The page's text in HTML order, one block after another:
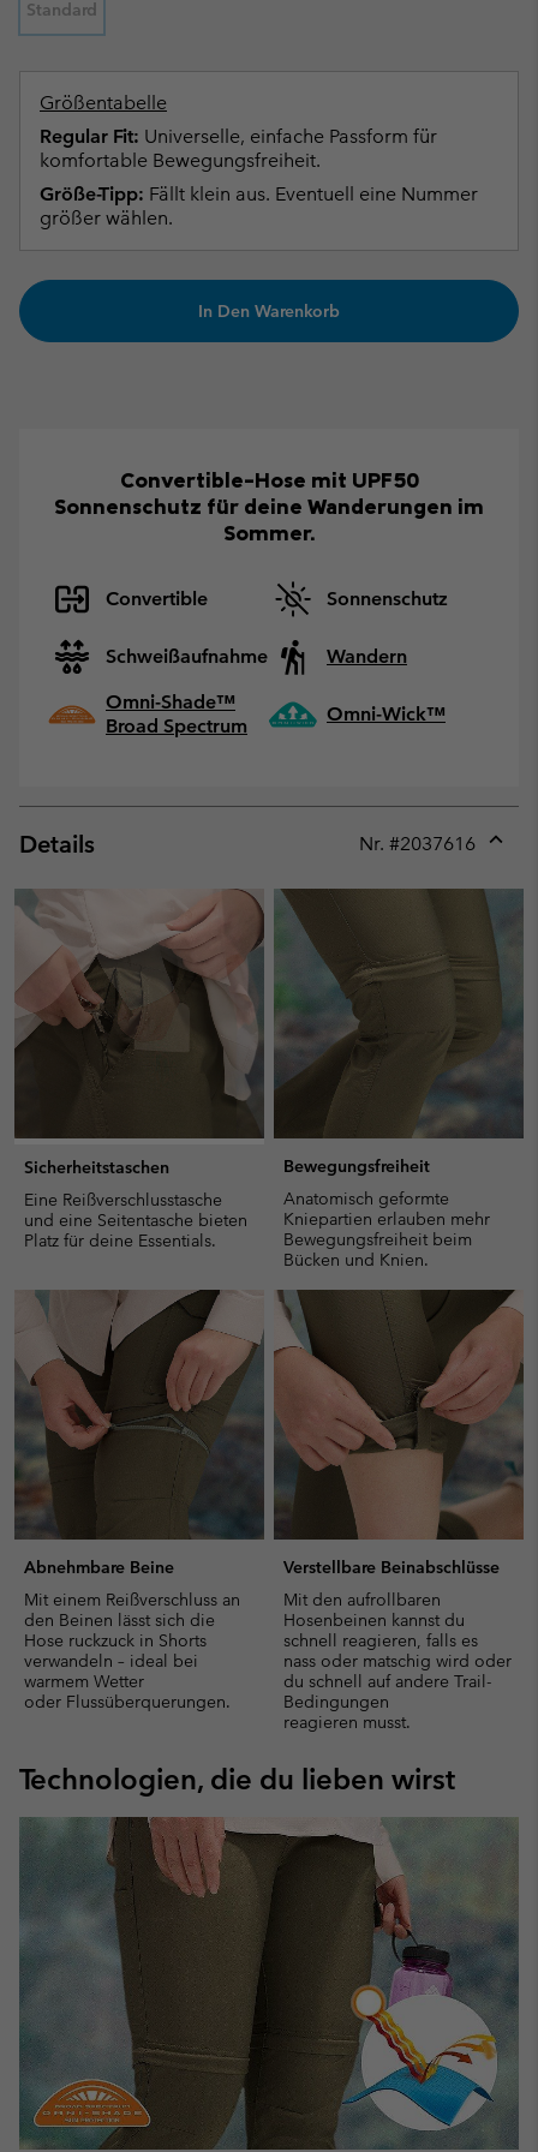
Standard
Größentabelle
Regular Fit: Universelle, einfache Passform für
komfortable Bewegungsfreiheit.
Größe-Tipp: Fällt klein aus. Eventuell eine Nummer
größer wählen.
In Den Warenkorb
Convertible-Hose mit UPF50
Sonnenschutz für deine Wanderungen im
Sommer.
Convertible Sonnenschutz
Schweißaufnahme
Wandern
Omni-Shade™
Broad Spectrum
Omni-Wick™
Details Nr. #2037616
or
Sicherheitstaschen
Eine Reißverschlusstasche
und eine Seitentasche bieten
Platz für deine Essentials.
Bewegungsfreiheit
Anatomisch geformte
Kniepartien erlauben mehr
Bewegungsfreiheit beim
Bücken und Knien.
Abnehmbare Beine
Mit einem Reißverschluss an
den Beinen lässt sich die
Hose ruckzuck in Shorts
verwandeln – ideal bei
warmem Wetter
oder Flussüberquerungen.
Verstellbare Beinabschlüsse
Mit den aufrollbaren
Hosenbeinen kannst du
schnell reagieren, falls es
nass oder matschig wird oder
du schnell auf andere Trail-
Bedingungen
reagieren musst.
Technologien, die du lieben wirst